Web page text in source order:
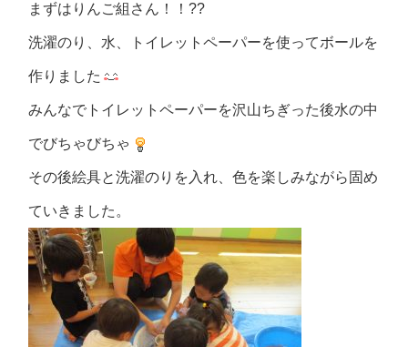
まずはりんご組さん！！??
洗濯のり、水、トイレットペーパーを使ってボールを
作りました
みんなでトイレットペーパーを沢山ちぎった後水の中
でびちゃびちゃ
その後絵具と洗濯のりを入れ、色を楽しみながら固め
ていきました。